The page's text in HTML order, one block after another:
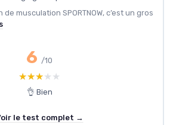
musculation SPORTNOW, c’est un gros
6 /10
★★★★★
★★★★★
👌 Bien
le test complet →